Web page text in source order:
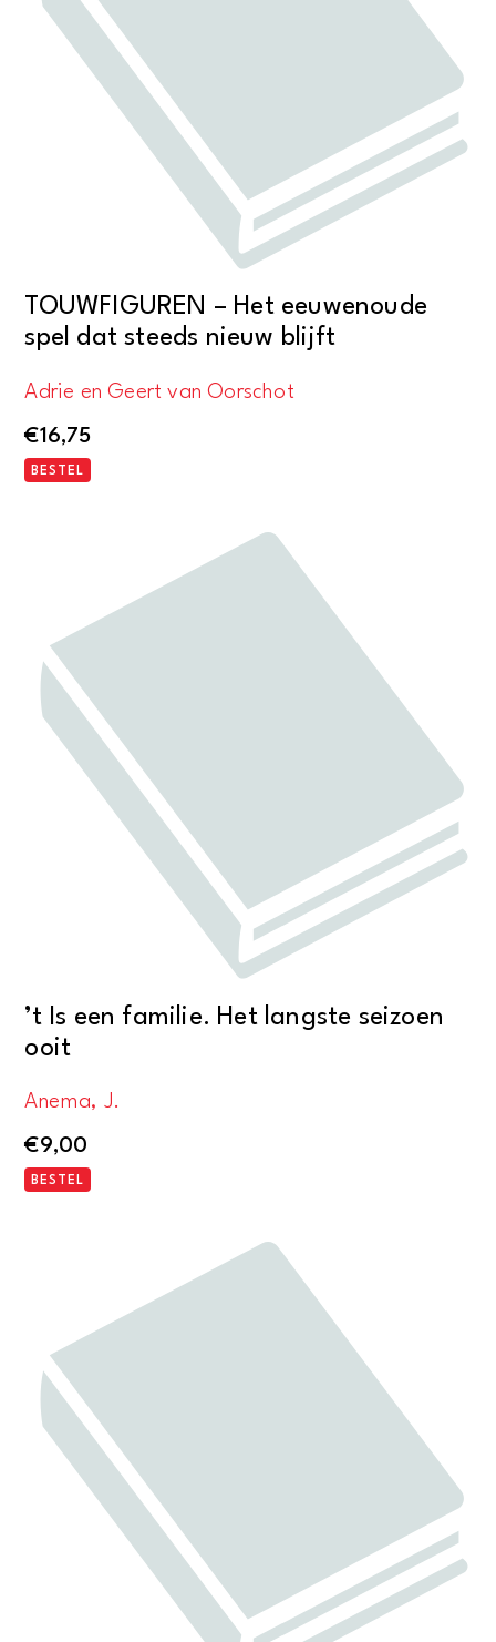
TOUWFIGUREN – Het eeuwenoude
spel dat steeds nieuw blijft
Adrie en Geert van Oorschot
€16,75
BESTEL
’t Is een familie. Het langste seizoen
ooit
Anema, J.
€9,00
BESTEL